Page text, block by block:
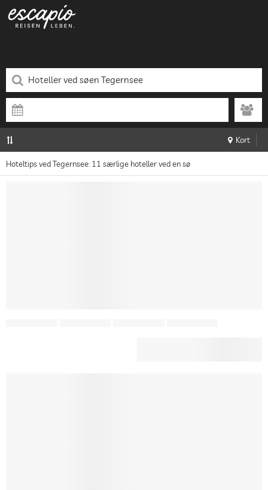
Kort
Hoteltips ved Tegernsee: 11 særlige hoteller ved en sø